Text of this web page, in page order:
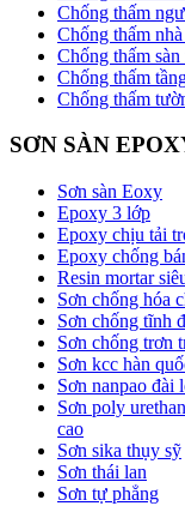
Chống thấm
Chống thấm
Chống thấm sàn
Chống thấm
Chống thấm
SƠN SÀN
Sơn sàn Eoxy
Epoxy 3 lớp
Epoxy chịu tải
Epoxy chống
Resin mortar
Sơn chống hóa
Sơn chống tĩnh
Sơn chống trơn
Sơn kcc hàn
Sơn nanpao đài
Sơn poly
cao
Sơn sika thụy sỹ
Sơn thái lan
Sơn tự phẳng